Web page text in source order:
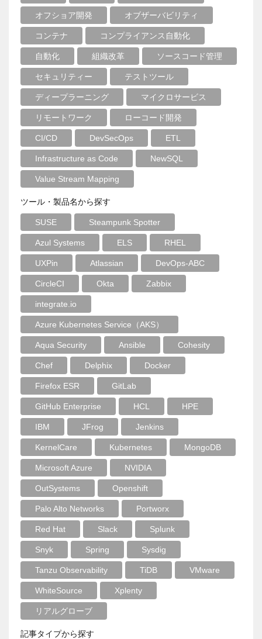
オフショア開発 オブザーバビリティ
コンテナ コンプライアンス自動化
自動化 組織改革 ソースコード管理
セキュリティー テストツール
ディープラーニング マイクロサービス
リモートワーク ローコード開発
CI/CD DevSecOps ETL
Infrastructure as Code NewSQL
Value Stream Mapping
ツール・製品名から探す
SUSE Steampunk Spotter
Azul Systems ELS RHEL
UXPin Atlassian DevOps-ABC
CircleCI Okta Zabbix
integrate.io
Azure Kubernetes Service（AKS）
Aqua Security Ansible Cohesity
Chef Delphix Docker
Firefox ESR GitLab
GitHub Enterprise HCL HPE
IBM JFrog Jenkins
KernelCare Kubernetes MongoDB
Microsoft Azure NVIDIA
OutSystems Openshift
Palo Alto Networks Portworx
Red Hat Slack Splunk
Snyk Spring Sysdig
Tanzu Observability TiDB VMware
WhiteSource Xplenty
リアルグローブ
記事タイプから探す